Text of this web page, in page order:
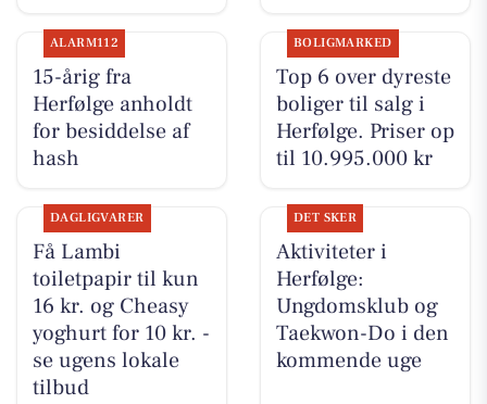
ALARM112
15-årig fra
Herfølge anholdt
for besiddelse af
hash
BOLIGMARKED
Top 6 over dyreste
boliger til salg i
Herfølge. Priser op
til 10.995.000 kr
DAGLIGVARER
Få Lambi
toiletpapir til kun
16 kr. og Cheasy
yoghurt for 10 kr. -
se ugens lokale
tilbud
DET SKER
Aktiviteter i
Herfølge:
Ungdomsklub og
Taekwon-Do i den
kommende uge